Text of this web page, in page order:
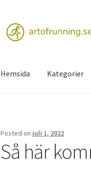
Skip
to
Skip
to
Hemsida Kategorier
Posted on juli 1, 2022
Så här